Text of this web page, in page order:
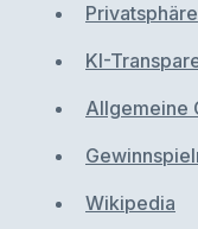
Privatsphäre
KI-
Allgemeine
Wikipedia